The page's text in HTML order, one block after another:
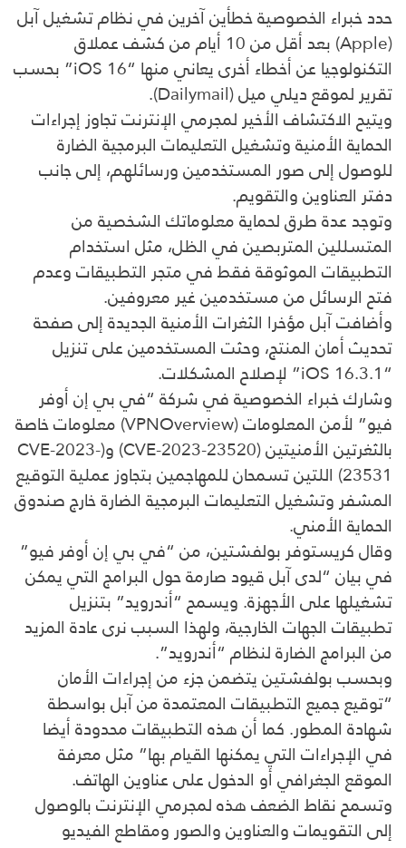
حدد خبراء الخصوصية خطأين آخرين في نظام تشغيل آبل
(Apple) بعد أقل من 10 أيام من كشف عملاق
التكنولوجيا عن أخطاء أخرى يعاني منها “iOS 16” بحسب
تقرير لموقع ديلي ميل (Dailymail).
ويتيح الاكتشاف الأخير لمجرمي الإنترنت تجاوز إجراءات
الحماية الأمنية وتشغيل التعليمات البرمجية الضارة
للوصول إلى صور المستخدمين ورسائلهم، إلى جانب
دفتر العناوين والتقويم.
وتوجد عدة طرق لحماية معلوماتك الشخصية من
المتسللين المتربصين في الظل، مثل استخدام
التطبيقات الموثوقة فقط في متجر التطبيقات وعدم
فتح الرسائل من مستخدمين غير معروفين.
وأضافت آبل مؤخرا الثغرات الأمنية الجديدة إلى صفحة
تحديث أمان المنتج، وحثت المستخدمين على تنزيل
“iOS 16.3.1” لإصلاح المشكلات.
وشارك خبراء الخصوصية في شركة “في بي إن أوفر
فيو” لأمن المعلومات (VPNOverview) معلومات خاصة
بالثغرتين الأمنيتين (CVE-2023-23520) و(CVE-2023-
23531) اللتين تسمحان للمهاجمين بتجاوز عملية التوقيع
المشفر وتشغيل التعليمات البرمجية الضارة خارج صندوق
الحماية الأمني.
وقال كريستوفر بولفشتين، من “في بي إن أوفر فيو”
في بيان “لدى آبل قيود صارمة حول البرامج التي يمكن
تشغيلها على الأجهزة. ويسمح “أندرويد” بتنزيل
تطبيقات الجهات الخارجية، ولهذا السبب نرى عادة المزيد
من البرامج الضارة لنظام “أندرويد”.
وبحسب بولفشتين يتضمن جزء من إجراءات الأمان
“توقيع جميع التطبيقات المعتمدة من آبل بواسطة
شهادة المطور. كما أن هذه التطبيقات محدودة أيضا
في الإجراءات التي يمكنها القيام بها” مثل معرفة
الموقع الجغرافي أو الدخول على عناوين الهاتف.
وتسمح نقاط الضعف هذه لمجرمي الإنترنت بالوصول
إلى التقويمات والعناوين والصور ومقاطع الفيديو